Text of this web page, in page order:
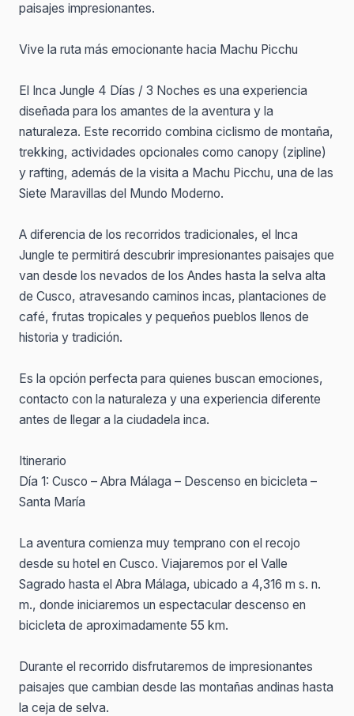
paisajes impresionantes.
Vive la ruta más emocionante hacia Machu Picchu
El Inca Jungle 4 Días / 3 Noches es una experiencia
diseñada para los amantes de la aventura y la
naturaleza. Este recorrido combina ciclismo de montaña,
trekking, actividades opcionales como canopy (zipline)
y rafting, además de la visita a Machu Picchu, una de las
Siete Maravillas del Mundo Moderno.
A diferencia de los recorridos tradicionales, el Inca
Jungle te permitirá descubrir impresionantes paisajes que
van desde los nevados de los Andes hasta la selva alta
de Cusco, atravesando caminos incas, plantaciones de
café, frutas tropicales y pequeños pueblos llenos de
historia y tradición.
Es la opción perfecta para quienes buscan emociones,
contacto con la naturaleza y una experiencia diferente
antes de llegar a la ciudadela inca.
Itinerario
Día 1: Cusco – Abra Málaga – Descenso en bicicleta –
Santa María
La aventura comienza muy temprano con el recojo
desde su hotel en Cusco. Viajaremos por el Valle
Sagrado hasta el Abra Málaga, ubicado a 4,316 m s. n.
m., donde iniciaremos un espectacular descenso en
bicicleta de aproximadamente 55 km.
Durante el recorrido disfrutaremos de impresionantes
paisajes que cambian desde las montañas andinas hasta
la ceja de selva.